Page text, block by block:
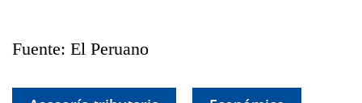
Fuente: El Peruano